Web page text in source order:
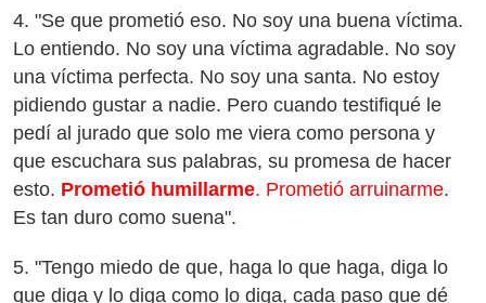
4. "Se que prometió eso. No soy una buena víctima.
Lo entiendo. No soy una víctima agradable. No soy
una víctima perfecta. No soy una santa. No estoy
pidiendo gustar a nadie. Pero cuando testifiqué le
pedí al jurado que solo me viera como persona y
que escuchara sus palabras, su promesa de hacer
esto. Prometió humillarme. Prometió arruinarme.
Es tan duro como suena".
5. "Tengo miedo de que, haga lo que haga, diga lo
que diga y lo diga como lo diga, cada paso que dé